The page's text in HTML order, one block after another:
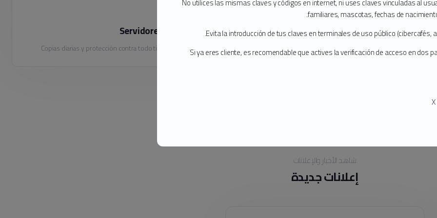
100% Uptime Garantizado
Supervisa de forma proactiva y le alerta sobre cualquier
malware que se detecte en su sitio web.
Servidores Seguros
Copias diarias y protección contra todo tipo de ataques
شاهد الأخبار والإعلانات
إعلانات جديدة
familiares, mascotas, fechas de
Evita la introducción de tus claves en terminales de uso público (cibercafés,
Si ya eres cliente, es recomendable que actives la verificación de acceso en dos